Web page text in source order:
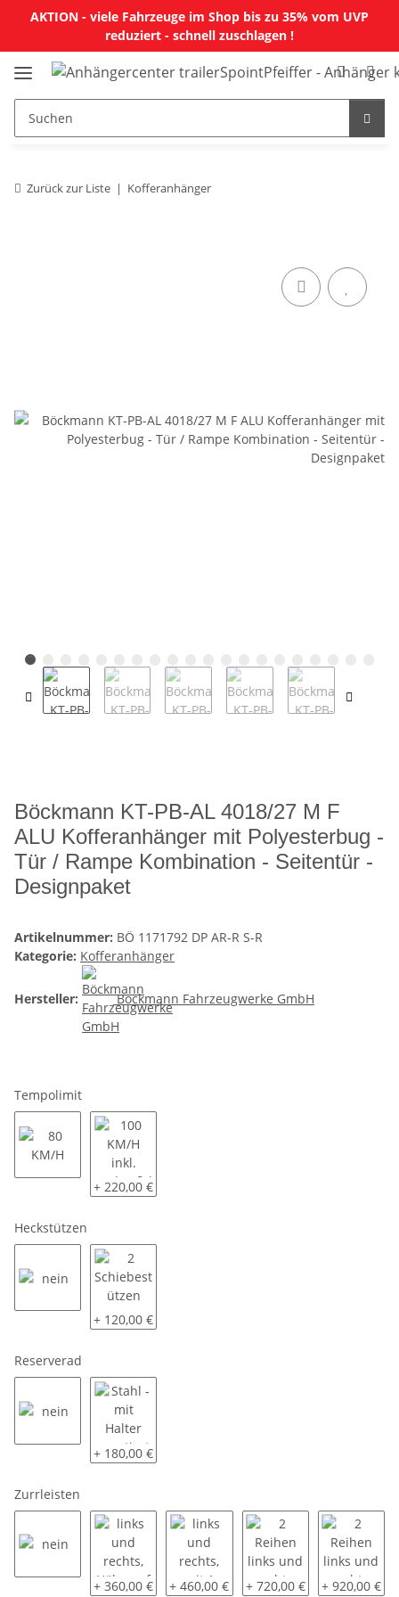
AKTION - viele Fahrzeuge im Shop bis zu 35% vom UVP
reduziert - schnell zuschlagen !
Zurück zur Liste Kofferanhänger
Böckmann KT-PB-AL 4018/27 M F
ALU Kofferanhänger mit Polyesterbug -
Tür / Rampe Kombination - Seitentür -
Designpaket
Artikelnummer: BÖ 1171792 DP AR-R S-R
Kategorie: Kofferanhänger
Hersteller: Böckmann Fahrzeugwerke GmbH
Tempolimit
80 KM/H100 KM/H inkl. Radstoßdämpfer und COC Eintrag
+ 220,00 €
Heckstützen
2 Schiebestützen (48)
+ 120,00 €
Reserverad
Stahl - mit Halter montiert
+ 180,00 €
Zurrleisten
links und rechts, Höhe auf 85 cm
+ 360,00 € links und rechts, mit 1 Sperrbalken
+ 460,00 € 2 Reihen links und
+ 720,00 € 2 Reihen
+ 920,00 €